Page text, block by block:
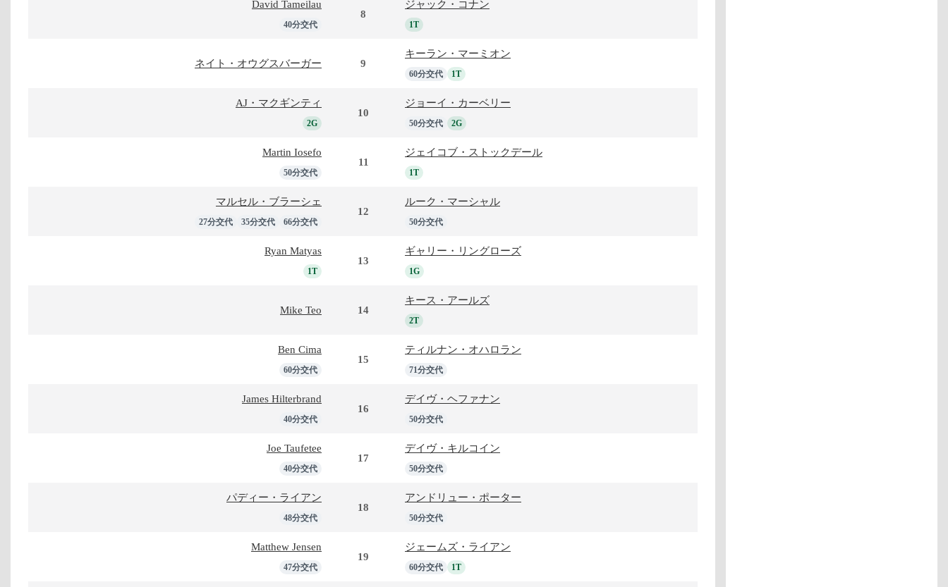
David Tameilau
40分交代
8
ジャック・コナン
1T
ネイト・オウグスバーガー 9
キーラン・マーミオン
60分交代 1T
AJ・マクギンティ
2G
10
ジョーイ・カーベリー
50分交代 2G
Martin Iosefo
50分交代
11
ジェイコブ・ストックデール
1T
マルセル・ブラーシェ
27分交代 35分交代 66分交代
12
ルーク・マーシャル
50分交代
Ryan Matyas
1T
13
ギャリー・リングローズ
1G
Mike Teo 14
キース・アールズ
2T
Ben Cima
60分交代
15
ティルナン・オハロラン
71分交代
James Hilterbrand
40分交代
16
デイヴ・ヘファナン
50分交代
Joe Taufetee
40分交代
17
デイヴ・キルコイン
50分交代
パディー・ライアン
48分交代
18
アンドリュー・ポーター
50分交代
Matthew Jensen
47分交代
19
ジェームズ・ライアン
60分交代 1T